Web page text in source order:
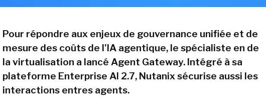
Pour répondre aux enjeux de gouvernance unifiée et de
mesure des coûts de l'IA agentique, le spécialiste en de
la virtualisation a lancé Agent Gateway. Intégré à sa
plateforme Enterprise AI 2.7, Nutanix sécurise aussi les
interactions entres agents.